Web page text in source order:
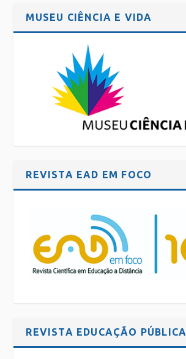
MUSEU CIÊNCIA E VIDA
REVISTA EAD EM FOCO
REVISTA EDUCAÇÃO PÚBLICA